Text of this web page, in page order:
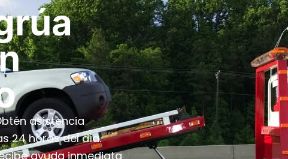
asistencia
24 horas del día.
ayuda inmediata